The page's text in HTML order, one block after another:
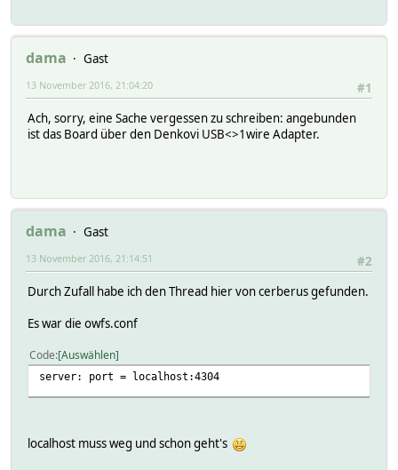
dama
Gast
#1
13 November 2016, 21:04:20
Ach, sorry, eine Sache vergessen zu schreiben: angebunden
ist das Board über den Denkovi USB<>1wire Adapter.
dama
Gast
#2
13 November 2016, 21:14:51
Durch Zufall habe ich den Thread hier von cerberus gefunden.
Es war die owfs.conf
Code Auswählen
server: port = localhost:4304
localhost muss weg und schon geht's